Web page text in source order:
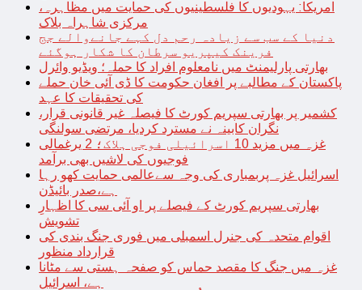
امریکا: یہودیوں کا فلسطینیوں کی حمایت میں مظاہرہ،
مرکزی شاہراہ بلاک
دنیا کے سب سے زیادہ رحم دل کہے جانےوالے جج
فرینک کیپریو سرطان کا شکار ہوگئے
بھارتی پارلیمنٹ میں نامعلوم افراد کا حملہ؛ ویڈیو وائرل
پاکستان کے مطالبے پر افغان حکومت کا ڈی آئی خان حملے
کی تحقیقات کا عہد
کشمیر پر بھارتی سپریم کورٹ کا فیصلہ غیر قانونی قرار،
نگران کابینہ نے مسترد کردیا، مرتضی سولنگی
غزہ میں مزید 10 اسرائیلی فوجی ہلاک؛ 2 یرغمالی
فوجیوں کی لاشیں بھی برآمد
اسرائیل غزہ پربمباری کی وجہ سےعالمی حمایت کھو رہا
ہے،صدر بائیڈن
بھارتی سپریم کورٹ کے فیصلے پر او آئی سی کا اظہارِ
تشویش
اقوام متحدہ کی جنرل اسمبلی میں فوری جنگ بندی کی
قرارداد منظور
غزہ میں جنگ کا مقصد حماس کو صفحہ ہستی سے مٹانا
ہے، اسرائیل